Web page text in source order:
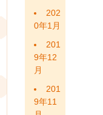
202
0年1月
201
9年12
月
201
9年11